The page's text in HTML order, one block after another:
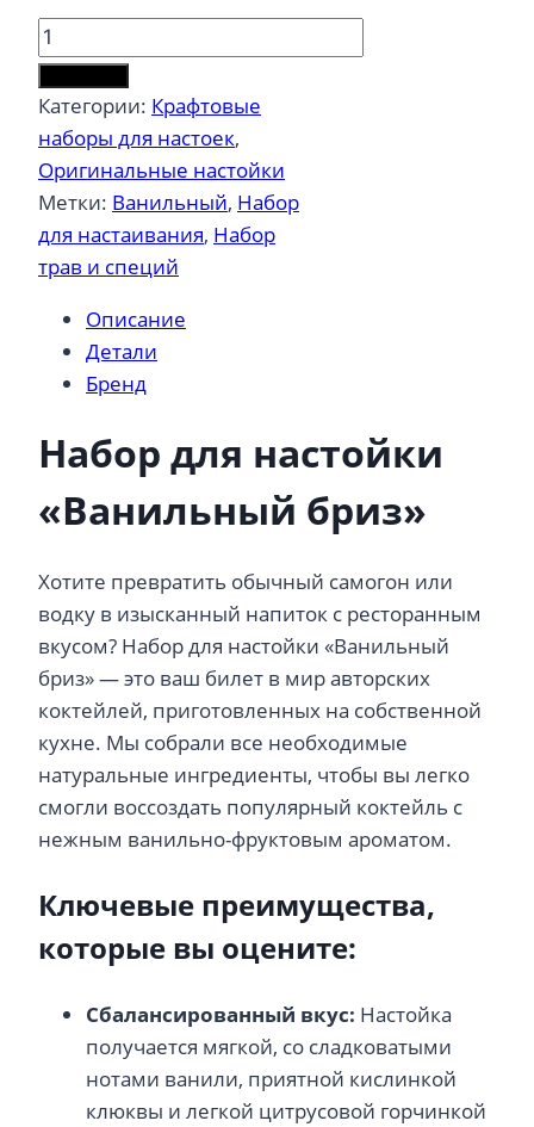
Количество
товара
Настойка
для
самогона
Ванильный
бриз
Категории: Крафтовые
наборы для настоек,
Оригинальные настойки
Метки: Ванильный, Набор
для настаивания, Набор
трав и специй
Описание
Детали
Бренд
Набор для настойки
«Ванильный бриз»
Хотите превратить обычный самогон или
водку в изысканный напиток с ресторанным
вкусом? Набор для настойки «Ванильный
бриз» — это ваш билет в мир авторских
коктейлей, приготовленных на собственной
кухне. Мы собрали все необходимые
натуральные ингредиенты, чтобы вы легко
смогли воссоздать популярный коктейль с
нежным ванильно-фруктовым ароматом.
Ключевые преимущества,
которые вы оцените:
Сбалансированный вкус: Настойка
получается мягкой, со сладковатыми
нотами ванили, приятной кислинкой
клюквы и легкой цитрусовой горчинкой